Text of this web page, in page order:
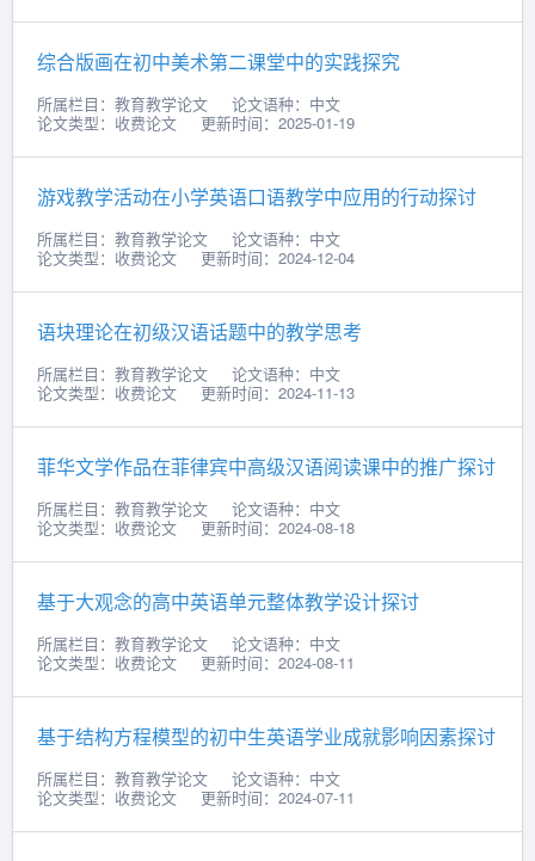
综合版画在初中美术第二课堂中的实践探究
所属栏目：教育教学论文
论文语种：中文
论文类型：收费论文
更新时间：2025-01-19
游戏教学活动在小学英语口语教学中应用的行动探讨
所属栏目：教育教学论文
论文语种：中文
论文类型：收费论文
更新时间：2024-12-04
语块理论在初级汉语话题中的教学思考
所属栏目：教育教学论文
论文语种：中文
论文类型：收费论文
更新时间：2024-11-13
菲华文学作品在菲律宾中高级汉语阅读课中的推广探讨
所属栏目：教育教学论文
论文语种：中文
论文类型：收费论文
更新时间：2024-08-18
基于大观念的高中英语单元整体教学设计探讨
所属栏目：教育教学论文
论文语种：中文
论文类型：收费论文
更新时间：2024-08-11
基于结构方程模型的初中生英语学业成就影响因素探讨
所属栏目：教育教学论文
论文语种：中文
论文类型：收费论文
更新时间：2024-07-11